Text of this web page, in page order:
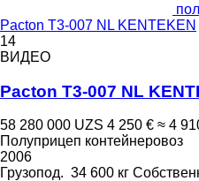
Pacton T3-007 NL KENTEKEN
14
ВИДЕО
Pacton T3-007 NL
58 280 000 UZS 4 250 € ≈ 4
Полуприцеп контейнеровоз
2006
Грузопод. 34 600 кг